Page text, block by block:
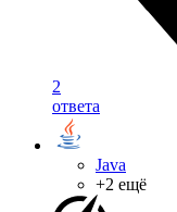
2
ответа
Java
+2 ещё